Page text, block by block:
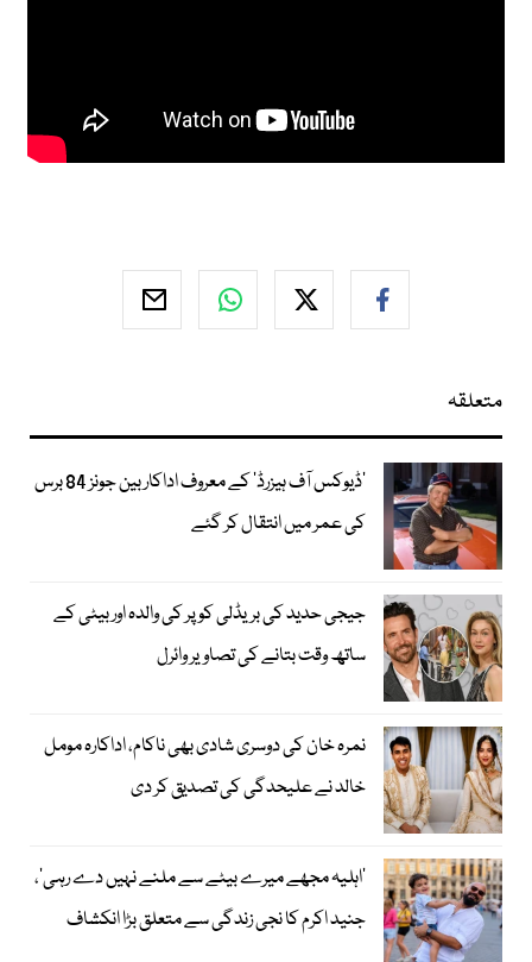
متعلقہ
’ڈیوکس آف ہیزرڈ‘ کے معروف اداکار بین جونز 84 برس
کی عمر میں انتقال کر گئے
جیجی حدید کی بریڈلی کوپر کی والدہ اور بیٹی کے
ساتھ وقت بتانے کی تصاویر وائرل
نمرہ خان کی دوسری شادی بھی ناکام، اداکارہ مومل
خالد نے علیحدگی کی تصدیق کر دی
’اہلیہ مجھے میرے بیٹے سے ملنے نہیں دے رہی‘،
جنید اکرم کا نجی زندگی سے متعلق بڑا انکشاف